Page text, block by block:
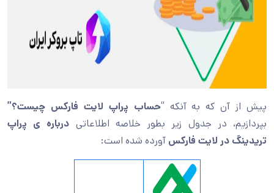
پیش از آن که به آنکه “حساب پراپ لایت فارکس چیست؟”
بپردازیم، در جدول زیر بطور خلاصه اطلاعاتی درباره ی پراپ
تریدینگ در لایت فارکس آورده شده است: